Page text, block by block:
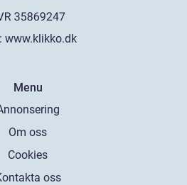
www.klikko.dk
Menu
Om oss
Cookies
oss